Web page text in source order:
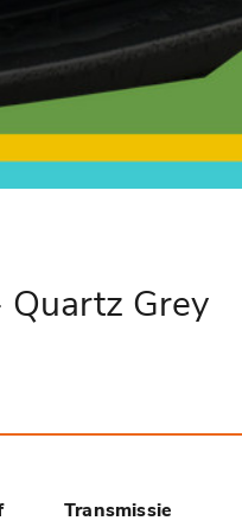
Grey
Transmissie